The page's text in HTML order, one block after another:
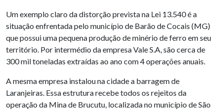
Um exemplo claro da distorção prevista na Lei 13.540 é a
situação enfrentada pelo município de Barão de Cocais (MG)
que possui uma pequena produção de minério de ferro em seu
território. Por intermédio da empresa Vale S.A, são cerca de
300 mil toneladas extraídas ao ano com 4 operações anuais.
A mesma empresa instalou na cidade a barragem de
Laranjeiras. Essa estrutura recebe todos os rejeitos da
operação da Mina de Brucutu, localizada no município de São